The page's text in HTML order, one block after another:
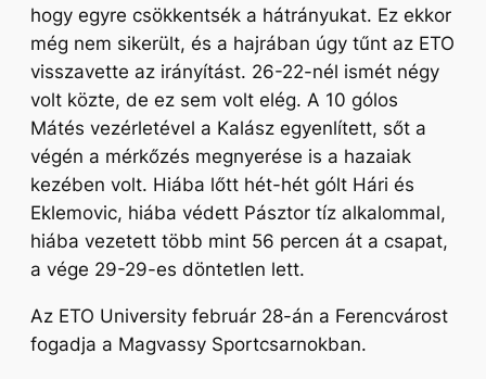
hogy egyre csökkentsék a hátrányukat. Ez ekkor
még nem sikerült, és a hajrában úgy tűnt az ETO
visszavette az irányítást. 26-22-nél ismét négy
volt közte, de ez sem volt elég. A 10 gólos
Mátés vezérletével a Kalász egyenlített, sőt a
végén a mérkőzés megnyerése is a hazaiak
kezében volt. Hiába lőtt hét-hét gólt Hári és
Eklemovic, hiába védett Pásztor tíz alkalommal,
hiába vezetett több mint 56 percen át a csapat,
a vége 29-29-es döntetlen lett.
Az ETO University február 28-án a Ferencvárost
fogadja a Magvassy Sportcsarnokban.